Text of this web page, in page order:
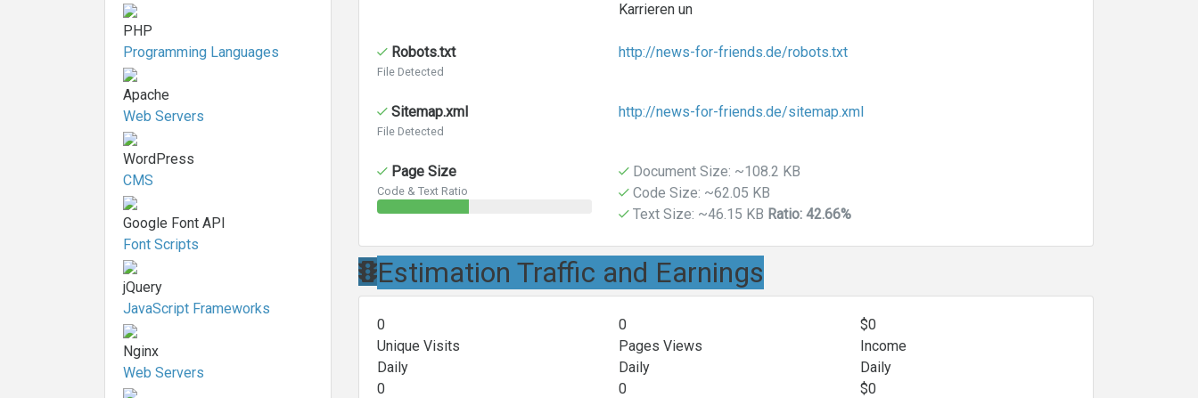
PHP
Programming Languages
Apache
Web Servers
WordPress
CMS
Google Font API
Font Scripts
jQuery
JavaScript Frameworks
Nginx
Web Servers
Karrieren un
Robots.txt
File Detected
http://news-for-friends.de/robots.txt
Sitemap.xml
File Detected
http://news-for-friends.de/sitemap.xml
Page Size
Code & Text Ratio
Document Size: ~108.2 KB
Code Size: ~62.05 KB
Text Size: ~46.15 KB Ratio: 42.66%
Estimation Traffic and Earnings
0
Unique Visits
Daily
0
Pages Views
Daily
$0
Income
Daily
0
0
$0